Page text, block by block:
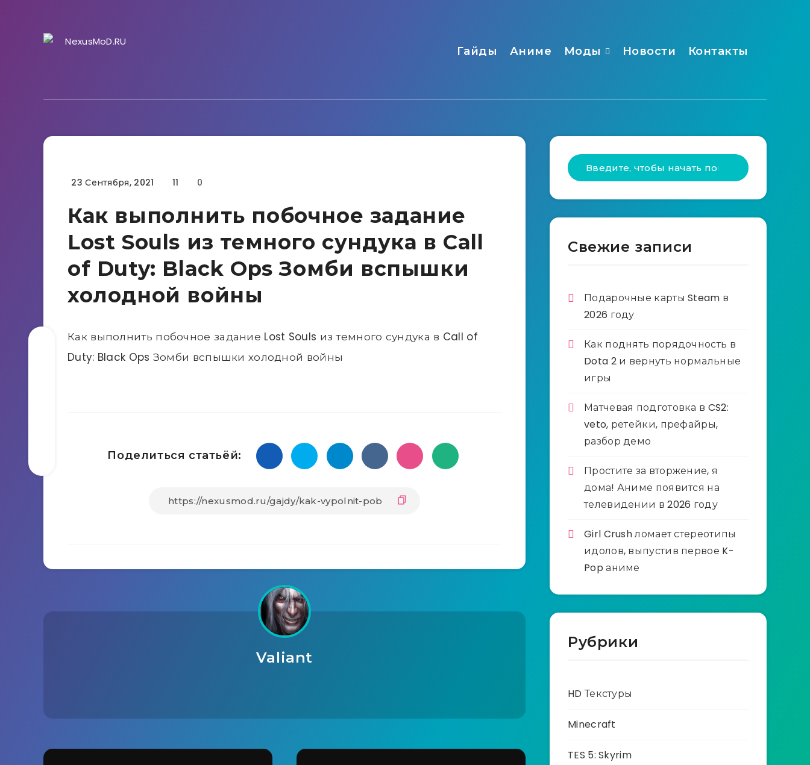
Гайды Аниме Моды Новости Контакты
Гайды
23 Сентября, 2021 11 0
Как выполнить побочное задание
Lost Souls из темного сундука в Call
of Duty: Black Ops Зомби вспышки
холодной войны
Как выполнить побочное задание Lost Souls из темного сундука в Call of
Duty: Black Ops Зомби вспышки холодной войны
Поделиться статьёй:
Valiant
Свежие записи
Подарочные карты Steam в
2026 году
Как поднять порядочность в
Dota 2 и вернуть нормальные
игры
Матчевая подготовка в CS2:
veto, ретейки, префайры,
разбор демо
Простите за вторжение, я
дома! Аниме появится на
телевидении в 2026 году
Girl Crush ломает стереотипы
идолов, выпустив первое K-
Pop аниме
Рубрики
HD Текстуры
Minecraft
TES 5: Skyrim